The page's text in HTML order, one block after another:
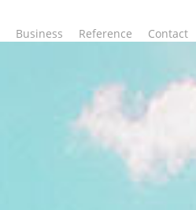
Business Reference Contact